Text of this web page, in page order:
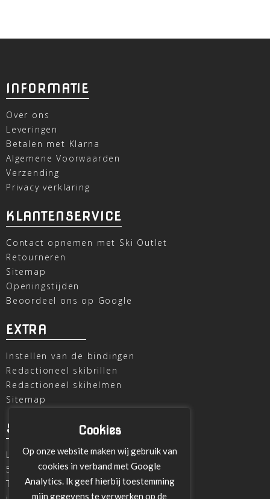
INFORMATIE
Over ons
Leveringen
Betalen met Klarna
Algemene Voorwaarden
Verzending
Privacy verklaring
KLANTENSERVICE
Contact opnemen met Ski Outlet
Retourneren
Sitemap
Openingstijden
Beoordeel ons op Google
EXTRA
Instellen van de bindingen
Redactioneel skibrillen
Redactioneel skihelmen
Sitemap
SKI OUTLET
Laagheidehof 8
5804 XC Venray
T
+31 478 515696
Cookies
Op onze website maken wij gebruik van
cookies in verband met Google
Analytics. Ik geef hierbij toestemming
mijn gegevens te verwerken op de